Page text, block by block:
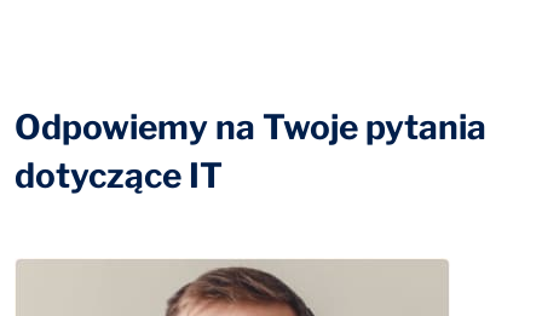
Odpowiemy na Twoje pytania
dotyczące IT